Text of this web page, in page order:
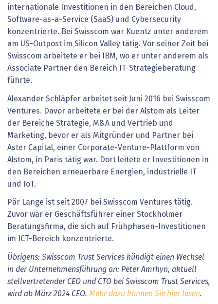
internationale Investitionen in den Bereichen Cloud,
Software-as-a-Service (SaaS) und Cybersecurity
konzentrierte. Bei Swisscom war Kuentz unter anderem
am US-Outpost im Silicon Valley tätig. Vor seiner Zeit bei
Swisscom arbeitete er bei IBM, wo er unter anderem als
Associate Partner den Bereich IT-Strategieberatung
führte.
Alexander Schläpfer arbeitet seit Juni 2016 bei Swisscom
Ventures. Davor arbeitete er bei der Alstom als Leiter
der Bereiche Strategie, M&A und Vertrieb und
Marketing, bevor er als Mitgründer und Partner bei
Aster Capital, einer Corporate-Venture-Plattform von
Alstom, in Paris tätig war. Dort leitete er Investitionen in
den Bereichen erneuerbare Energien, industrielle IT
und IoT.
Pär Lange ist seit 2007 bei Swisscom Ventures tätig.
Zuvor war er Geschäftsführer einer Stockholmer
Beratungsfirma, die sich auf Frühphasen-Investitionen
im ICT-Bereich konzentrierte.
Übrigens: Swisscom Trust Services kündigt einen Wechsel
in der Unternehmensführung an: Peter Amrhyn, aktuell
stellvertretender CEO und CTO bei Swisscom Trust Services,
wird ab März 2024 CEO. Mehr dazu können Sie hier lesen.